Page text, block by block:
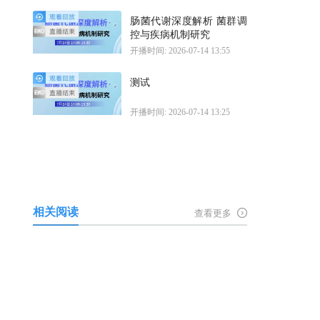
肠菌代谢深度解析 菌群调
控与疾病机制研究
开播时间: 2026-07-14 13:55
测试
开播时间: 2026-07-14 13:25
相关阅读 查看更多